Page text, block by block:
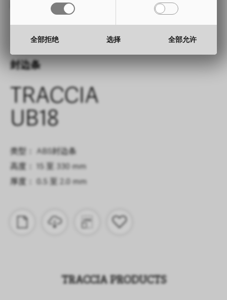
厚度： 0.9 mm
封边条
TRACCIA
UB18
类型： ABS封边条
高度： 15 至 330 mm
厚度： 0.5 至 2.0 mm
TRACCIA PRODUCTS
全部拒绝 选择 全部允许